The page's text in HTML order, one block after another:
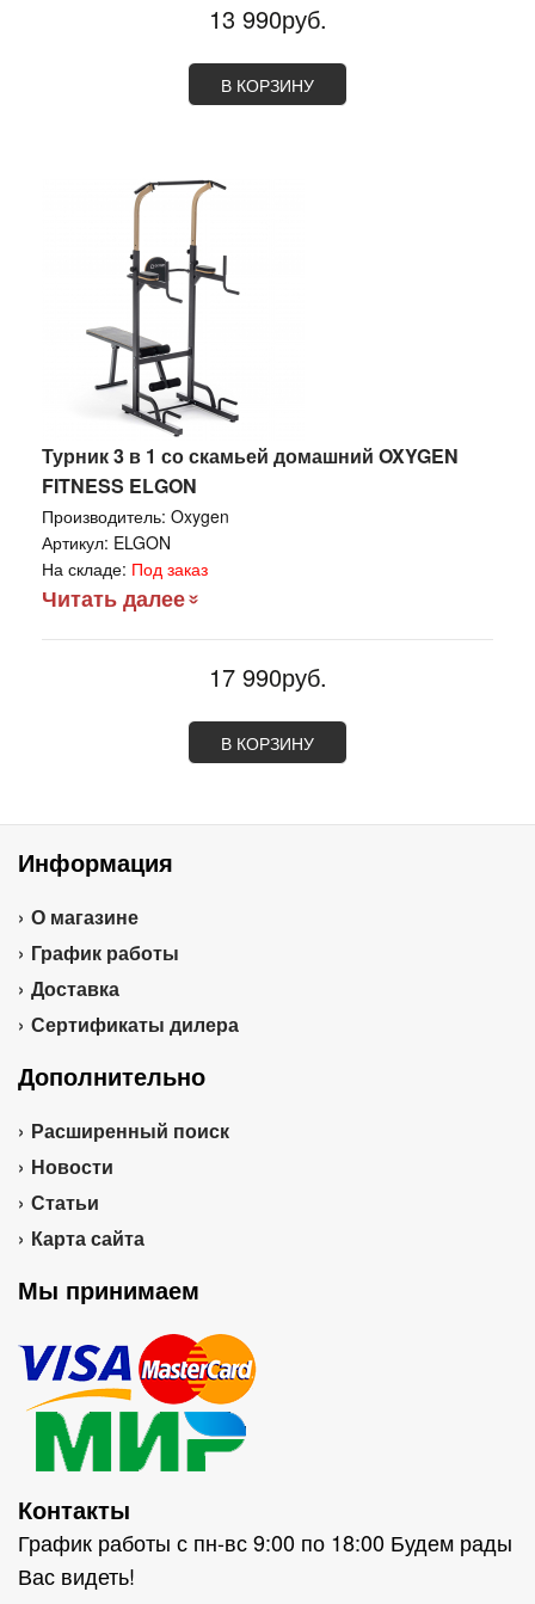
13 990руб.
В КОРЗИНУ
Турник 3 в 1 со скамьей домашний OXYGEN
FITNESS ELGON
Производитель: Oxygen
Артикул: ELGON
На складе: Под заказ
Читать далее
17 990руб.
В КОРЗИНУ
Информация
О магазине
График работы
Доставка
Сертификаты дилера
Дополнительно
Расширенный поиск
Новости
Статьи
Карта сайта
Мы принимаем
Контакты
График работы с пн-вс 9:00 по 18:00 Будем рады
Вас видеть!